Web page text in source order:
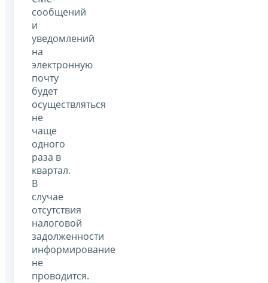
сообщений
и
уведомлений
на
электронную
почту
будет
осуществляться
не
чаще
одного
раза в
квартал.
В
случае
отсутствия
налоговой
задолженности
информирование
не
проводится.